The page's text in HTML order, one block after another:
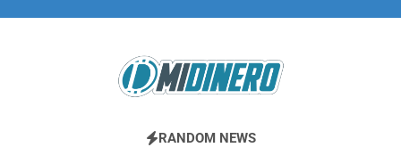
Midinero.co
Fintech, Criptomonedas
RANDOM NEWS